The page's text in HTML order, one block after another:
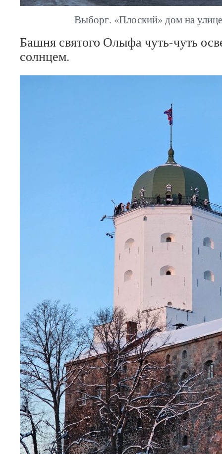
Выборг. «Плоский» дом на
Башня святого Олыфа чуть-чуть
солнцем.